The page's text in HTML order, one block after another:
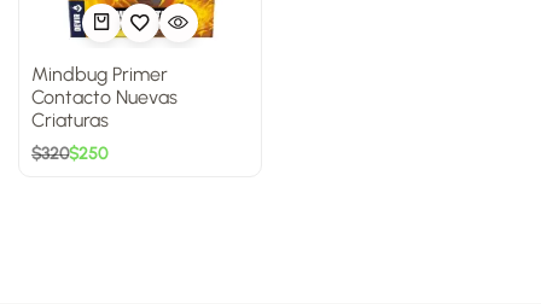
Mindbug Primer
Contacto Nuevas
Criaturas
$320$250